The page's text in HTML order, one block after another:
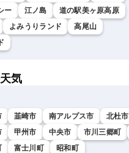
ー
江ノ島
道の駅美ヶ原高原
よみうりランド
高尾山
気
韮崎市 南アルプス市
北杜市
甲州市 中央市 市川三郷町
富士川町 昭和町